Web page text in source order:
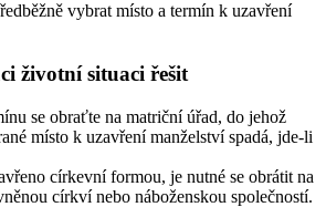
vybrat místo a termín k uzavření
životní situaci řešit
se obraťte na matriční úřad, do jehož
místo k uzavření manželství spadá, jde-li
církevní formou, je nutné se obrátit na
církví nebo náboženskou společností.